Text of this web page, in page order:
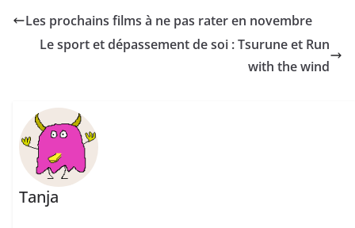
Les prochains films à ne pas rater en novembre
Le sport et dépassement de soi : Tsurune et Run
with the wind
Tanja